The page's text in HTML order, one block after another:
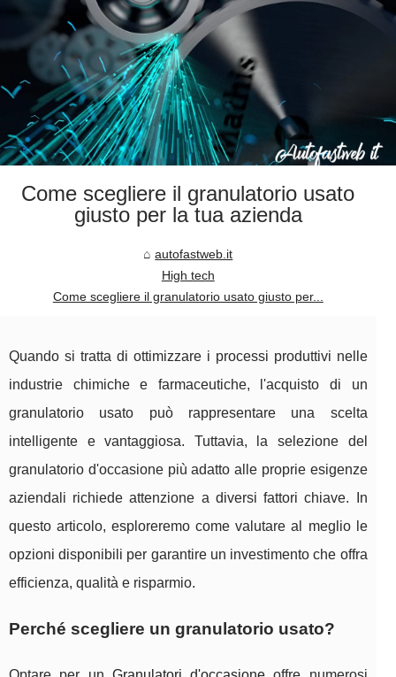
Come scegliere il granulatorio usato
giusto per la tua azienda
autofastweb.it
High tech
Come scegliere il granulatorio usato giusto per...
Quando si tratta di ottimizzare i processi produttivi nelle
industrie chimiche e farmaceutiche, l'acquisto di un
granulatorio usato può rappresentare una scelta
intelligente e vantaggiosa. Tuttavia, la selezione del
granulatorio d'occasione più adatto alle proprie esigenze
aziendali richiede attenzione a diversi fattori chiave. In
questo articolo, esploreremo come valutare al meglio le
opzioni disponibili per garantire un investimento che offra
efficienza, qualità e risparmio.
Perché scegliere un granulatorio usato?